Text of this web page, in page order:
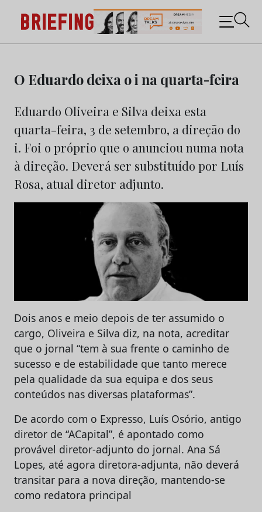
content
Briefing: Todas as notícias sobre os negócios do
Marketing e da Publicidade
O Eduardo deixa o i na quarta-feira
Eduardo Oliveira e Silva deixa esta
quarta-feira, 3 de setembro, a direção do
i. Foi o próprio que o anunciou numa nota
à direção. Deverá ser substituído por Luís
Rosa, atual diretor adjunto.
Dois anos e meio depois de ter assumido o
cargo, Oliveira e Silva diz, na nota, acreditar
que o jornal “tem à sua frente o caminho de
sucesso e de estabilidade que tanto merece
pela qualidade da sua equipa e dos seus
conteúdos nas diversas plataformas”.
De acordo com o Expresso, Luís Osório, antigo
diretor de “ACapital”, é apontado como
provável diretor-adjunto do jornal. Ana Sá
Lopes, até agora diretora-adjunta, não deverá
transitar para a nova direção, mantendo-se
como redatora principal